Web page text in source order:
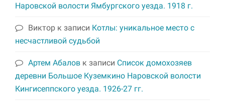
Наровской волости Ямбургского уезда. 1918 г.
Виктор к записи Котлы: уникальное место с
несчастливой судьбой
Артем Абалов к записи Список домохозяев
деревни Большое Куземкино Наровской волости
Кингисеппского уезда. 1926-27 гг.